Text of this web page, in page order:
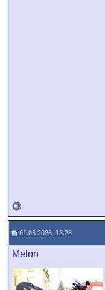
01.06.2026, 13:28
Melon